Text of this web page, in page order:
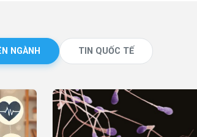
NGÀNH TIN QUỐC TẾ